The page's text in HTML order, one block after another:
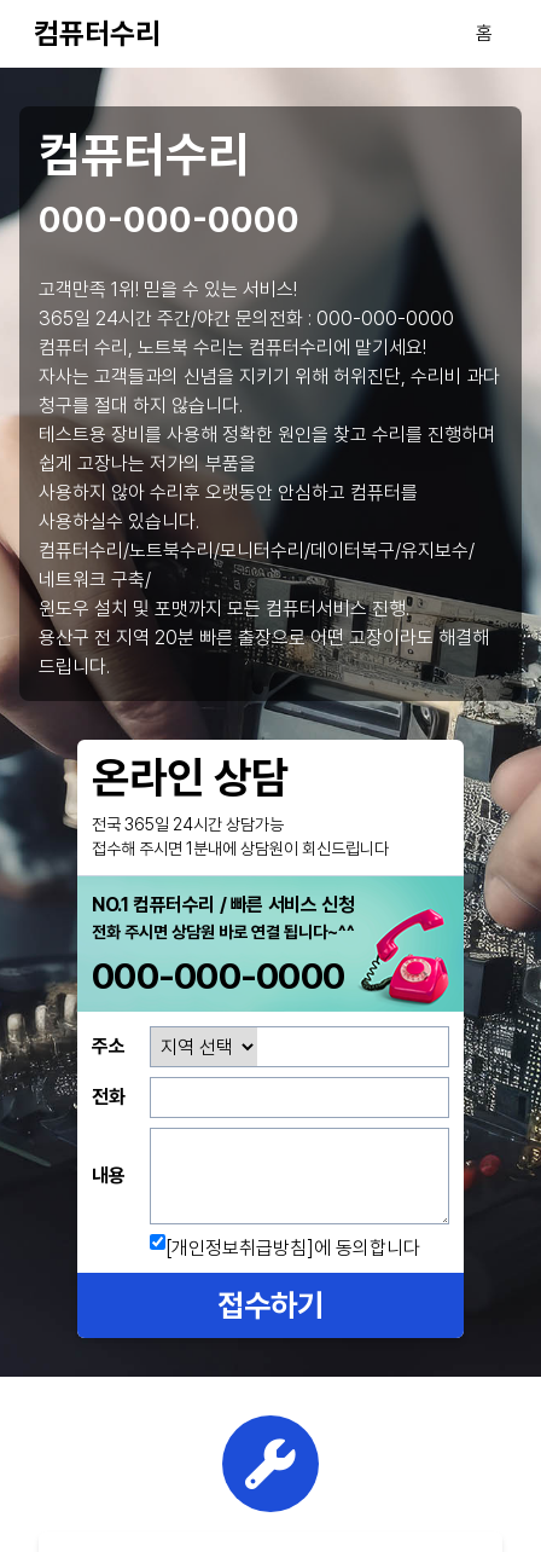
컴퓨터수리 홈
컴퓨터수리
000-000-0000
고객만족 1위! 믿을 수 있는 서비스!
365일 24시간 주간/야간 문의전화 : 000-000-0000
컴퓨터 수리, 노트북 수리는 컴퓨터수리에 맡기세요!
자사는 고객들과의 신념을 지키기 위해 허위진단, 수리비 과다
청구를 절대 하지 않습니다.
테스트용 장비를 사용해 정확한 원인을 찾고 수리를 진행하며
쉽게 고장나는 저가의 부품을
사용하지 않아 수리후 오랫동안 안심하고 컴퓨터를
사용하실수 있습니다.
컴퓨터수리/노트북수리/모니터수리/데이터복구/유지보수/
네트워크 구축/
윈도우 설치 및 포맷까지 모든 컴퓨터서비스 진행.
용산구 전 지역 20분 빠른 출장으로 어떤 고장이라도 해결해
드립니다.
온라인 상담
전국 365일 24시간 상담가능
접수해 주시면 1분내에 상담원이 회신드립니다
NO.1 컴퓨터수리 / 빠른 서비스 신청
전화 주시면 상담원 바로 연결 됩니다~^^
000-000-0000
주소
전화
내용
[개인정보취급방침] 에 동의합니다
접수하기